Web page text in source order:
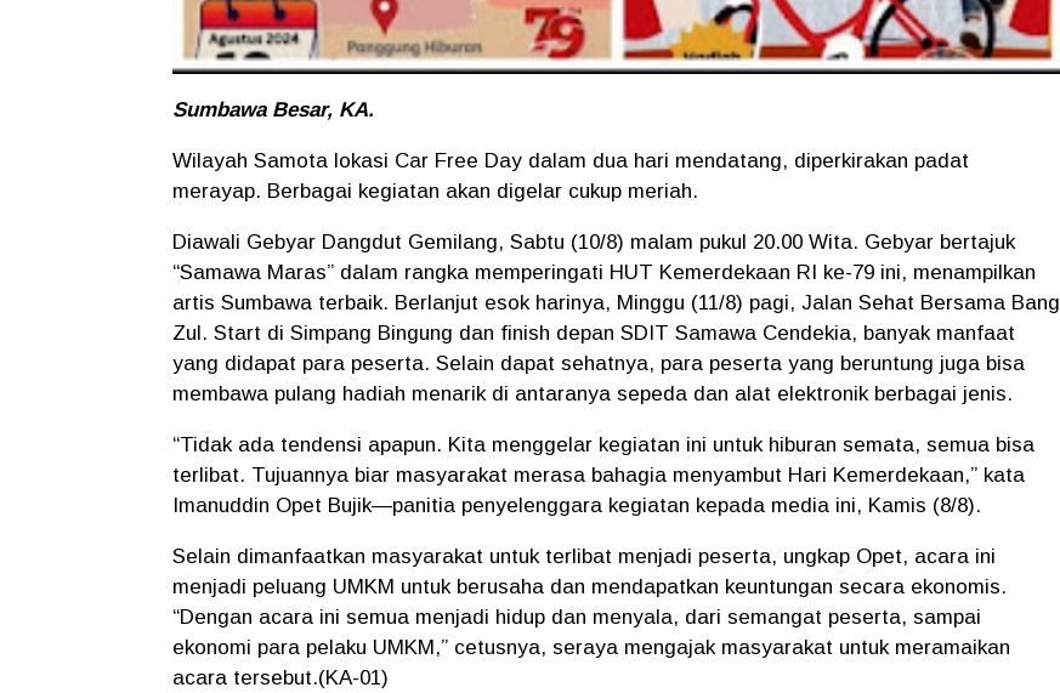
Sumbawa Besar, KA.
Wilayah Samota lokasi Car Free Day dalam dua hari mendatang, diperkirakan padat
merayap. Berbagai kegiatan akan digelar cukup meriah.
Diawali Gebyar Dangdut Gemilang, Sabtu (10/8) malam pukul 20.00 Wita. Gebyar bertajuk
“Samawa Maras” dalam rangka memperingati HUT Kemerdekaan RI ke-79 ini, menampilkan
artis Sumbawa terbaik. Berlanjut esok harinya, Minggu (11/8) pagi, Jalan Sehat Bersama Bang
Zul. Start di Simpang Bingung dan finish depan SDIT Samawa Cendekia, banyak manfaat
yang didapat para peserta. Selain dapat sehatnya, para peserta yang beruntung juga bisa
membawa pulang hadiah menarik di antaranya sepeda dan alat elektronik berbagai jenis.
“Tidak ada tendensi apapun. Kita menggelar kegiatan ini untuk hiburan semata, semua bisa
terlibat. Tujuannya biar masyarakat merasa bahagia menyambut Hari Kemerdekaan,” kata
Imanuddin Opet Bujik—panitia penyelenggara kegiatan kepada media ini, Kamis (8/8).
Selain dimanfaatkan masyarakat untuk terlibat menjadi peserta, ungkap Opet, acara ini
menjadi peluang UMKM untuk berusaha dan mendapatkan keuntungan secara ekonomis.
“Dengan acara ini semua menjadi hidup dan menyala, dari semangat peserta, sampai
ekonomi para pelaku UMKM,” cetusnya, seraya mengajak masyarakat untuk meramaikan
acara tersebut.(KA-01)